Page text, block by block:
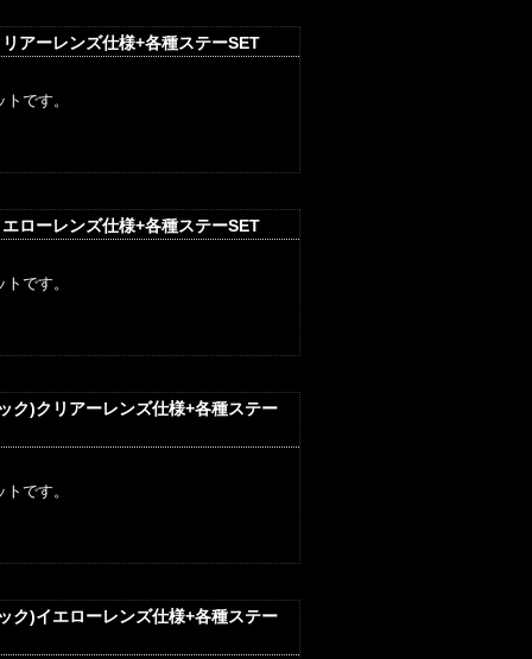
アーレンズ仕様+各種ステーSET
です。
ローレンズ仕様+各種ステーSET
です。
ク)クリアーレンズ仕様+各種ステー
です。
ク)イエローレンズ仕様+各種ステー